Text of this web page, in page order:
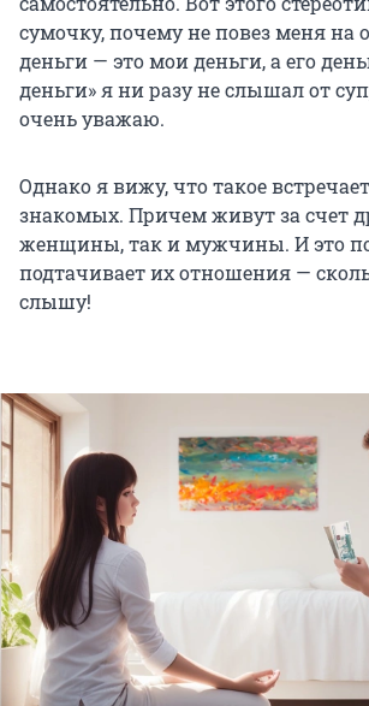
сумочку, почему не повез меня на
деньги — это мои деньги, а его
деньги» я ни разу не слышал от
очень уважаю.
Однако я вижу, что такое
знакомых. Причем живут за счет
женщины, так и мужчины. И это
подтачивает их отношения —
слышу!